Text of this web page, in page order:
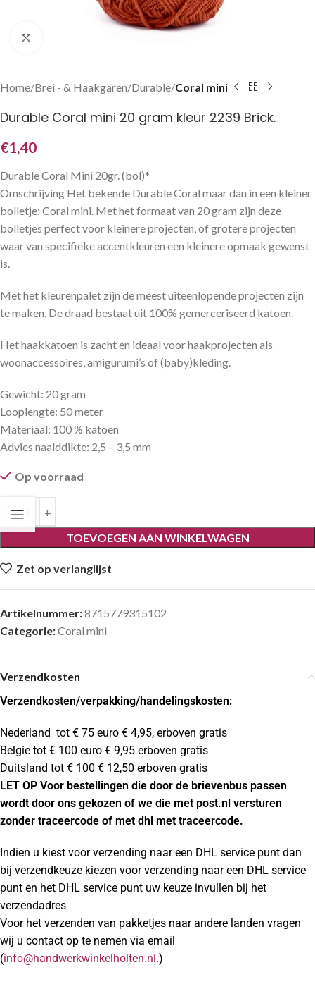
Home Brei - & Haakgaren Durable Coral mini
Durable Coral mini 20 gram kleur 2239 Brick.
€1,40
Durable Coral Mini 20gr. (bol)*
Omschrijving Het bekende Durable Coral maar dan in een kleiner
bolletje: Coral mini. Met het formaat van 20 gram zijn deze
bolletjes perfect voor kleinere projecten, of grotere projecten
waar van specifieke accentkleuren een kleinere opmaak gewenst
is.
Met het kleurenpalet zijn de meest uiteenlopende projecten zijn
te maken. De draad bestaat uit 100% gemerceriseerd katoen.
Het haakkatoen is zacht en ideaal voor haakprojecten als
woonaccessoires, amigurumi’s of (baby)kleding.
Gewicht: 20 gram
Looplengte: 50 meter
Materiaal: 100 % katoen
Advies naalddikte: 2,5 – 3,5 mm
Op voorraad
TOEVOEGEN AAN WINKELWAGEN
Zet op verlanglijst
Artikelnummer:8715779315102
Categorie:Coral mini
Verzendkosten
Verzendkosten/verpakking/handelingskosten:
Nederland tot € 75 euro € 4,95, erboven gratis
Belgie tot € 100 euro € 9,95 erboven gratis
Duitsland tot € 100 € 12,50 erboven gratis
LET OP Voor bestellingen die door de brievenbus passen
wordt door ons gekozen of we die met post.nl versturen
zonder traceercode of met dhl met traceercode.
Indien u kiest voor verzending naar een DHL service punt dan
bij verzendkeuze kiezen voor verzending naar een DHL service
punt en het DHL service punt uw keuze invullen bij het
verzendadres
Voor het verzenden van pakketjes naar andere landen vragen
wij u contact op te nemen via email
(info@handwerkwinkelholten.nl.)